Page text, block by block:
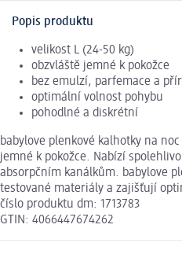
Popis produktu
velikost L (24-50 kg)
obzvláště jemné k pokožce
bez emulzí, parfemace a
optimální volnost pohybu
pohodlné a diskrétní
babylove plenkové kalhotky na
jemné k pokožce. Nabízí
absorpčním kanálkům. babylove
testované materiály a zajišťují
číslo produktu dm: 1713783
GTIN: 4066447674262